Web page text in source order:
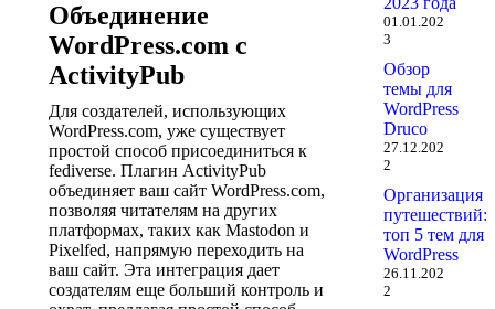
Объединение
WordPress.com с
ActivityPub
Для создателей, использующих
WordPress.com, уже существует
простой способ присоединиться к
fediverse. Плагин ActivityPub
объединяет ваш сайт WordPress.com,
позволяя читателям на других
платформах, таких как Mastodon и
Pixelfed, напрямую переходить на
ваш сайт. Эта интеграция дает
создателям еще больший контроль и
01.01.202
3
Обзор
темы для
WordPress
Druco
27.12.202
2
Организация
путешествий:
топ 5 тем для
WordPress
26.11.202
2